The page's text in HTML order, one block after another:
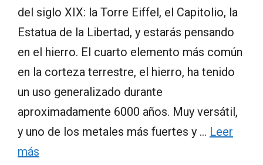
del siglo XIX: la Torre Eiffel, el Capitolio, la
Estatua de la Libertad, y estarás pensando
en el hierro. El cuarto elemento más común
en la corteza terrestre, el hierro, ha tenido
un uso generalizado durante
aproximadamente 6000 años. Muy versátil,
y uno de los metales más fuertes y … Leer
más